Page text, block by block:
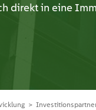
direkt in eine